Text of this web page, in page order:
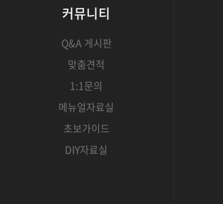
커뮤니티
Q&A 게시판
맞춤견적
1:1문의
메뉴얼자료실
초보가이드
DIY자료실